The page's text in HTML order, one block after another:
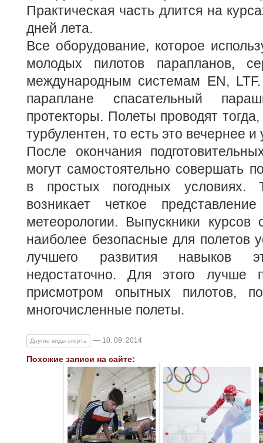
Практическая часть длится на
дней лета.
Все оборудование, которое
молодых пилотов парапланов,
международным системам EN,
параплане спасательный
протекторы. Полеты проводят
турбулентен, то есть это вечернее
После окончания
могут самостоятельно совершать
в простых погодных условиях.
возникает четкое
метеорологии. Выпускники курсов
наиболее безопасные для полетов
лучшего развития навыков
недостаточно. Для этого лучше
присмотром опытных пилотов,
многочисленные полеты.
Другие виды спорта — 10. 09. 2014
Похожие записи на сайте: